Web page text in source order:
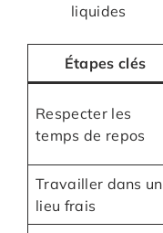
liquides
Étapes clés
Respecter les
temps de repos
Travailler dans un
lieu frais